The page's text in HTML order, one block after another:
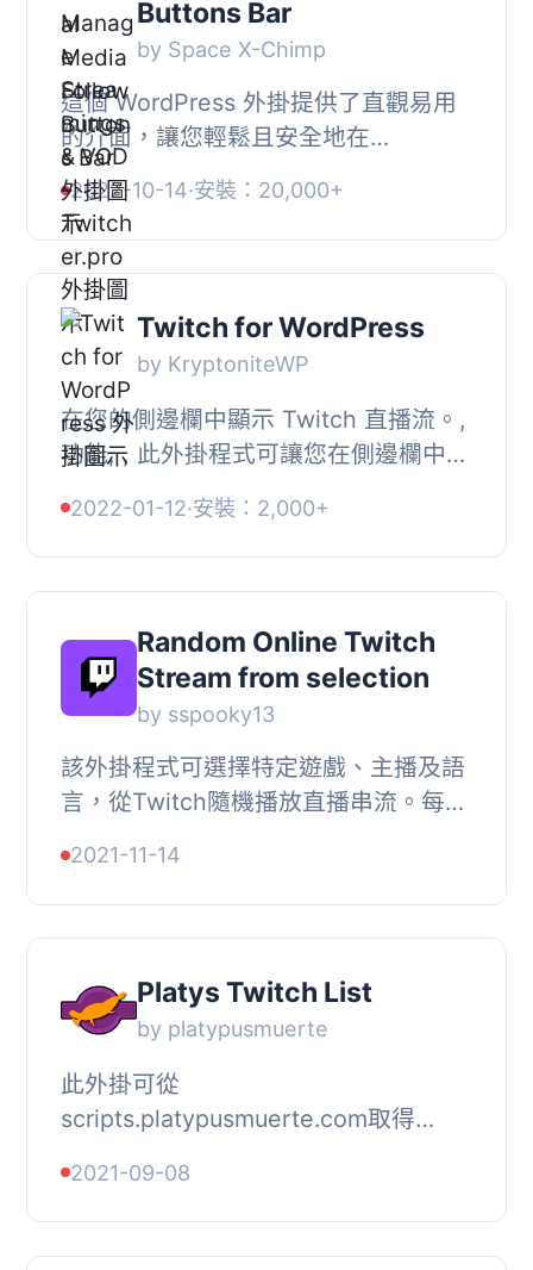
Buttons Bar
by Space X-Chimp
這個 WordPress 外掛提供了直觀易用
的介面，讓您輕鬆且安全地在
WordPress 網站的任何位置（文章內
容、頁面內容、小工具、側邊欄、頁
首、頁尾等）上加入智慧...
2022-10-14·安裝：20,000+
Twitch for WordPress
by KryptoniteWP
在您的側邊欄中顯示 Twitch 直播流。,
功能, , 此外掛程式可讓您在側邊欄中顯
直播流（按用戶名）, 顯示特定遊戲的
直播流...
2022-01-12·安裝：2,000+
Random Online Twitch
Stream from selection
by sspooky13
該外掛程式可選擇特定遊戲、主播及語
言，從Twitch隨機播放直播串流。每次
播。, 此外掛程式使用第三方服務
Twitch.tv。使用此...
2021-11-14
Platys Twitch List
by platypusmuerte
此外掛可從
scripts.platypusmuerte.com取得
線" 的順序分類顯示。輸出的 CSS 可透
過 WordPress 的額外 CSS 選單進行自
定...
2021-09-08